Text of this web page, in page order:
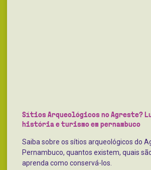
Sítios Arqueológicos no Agreste?
história e turismo em pernambuco
Saiba sobre os sítios arqueológicos do
Pernambuco, quantos existem, quais
aprenda como conservá-los.